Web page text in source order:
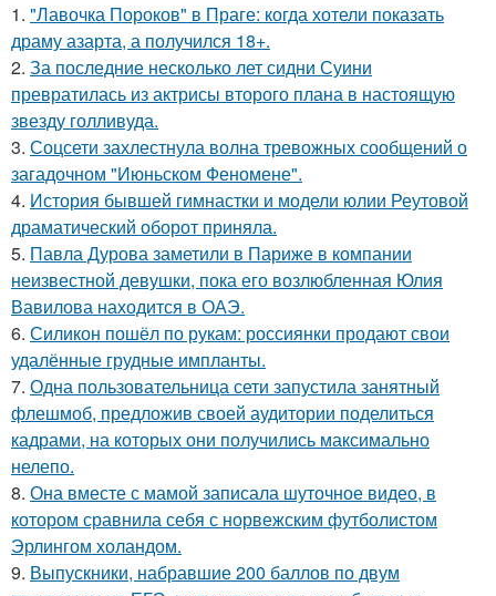
1. "Лавочка Пороков" в Праге: когда хотели показать
драму азарта, а получился 18+.
2. За последние несколько лет сидни Суини
превратилась из актрисы второго плана в настоящую
звезду голливуда.
3. Соцсети захлестнула волна тревожных сообщений о
загадочном "Июньском Феномене".
4. История бывшей гимнастки и модели юлии Реутовой
драматический оборот приняла.
5. Павла Дурова заметили в Париже в компании
неизвестной девушки, пока его возлюбленная Юлия
Вавилова находится в ОАЭ.
6. Силикон пошёл по рукам: россиянки продают свои
удалённые грудные импланты.
7. Одна пользовательница сети запустила занятный
флешмоб, предложив своей аудитории поделиться
кадрами, на которых они получились максимально
нелепо.
8. Она вместе с мамой записала шуточное видео, в
котором сравнила себя с норвежским футболистом
Эрлингом холандом.
9. Выпускники, набравшие 200 баллов по двум